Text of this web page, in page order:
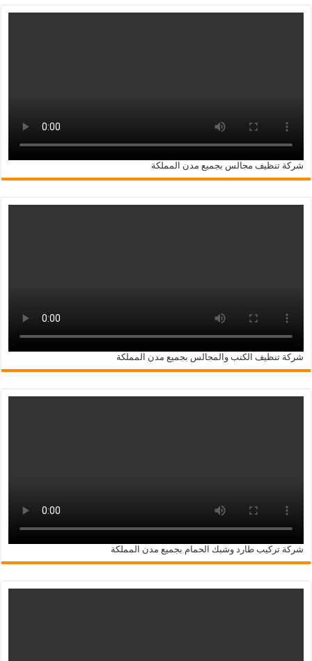
شركة تنظيف مجالس بجميع مدن المملكة
شركة تنظيف الكنب والمجالس بجميع مدن المملكة
شركة تركيب طارد وشبك الحمام بجميع مدن المملكة